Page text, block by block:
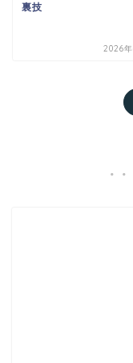
裏技
2026